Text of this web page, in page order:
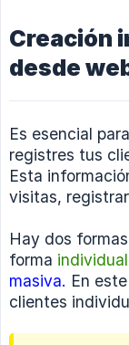
Creación
desde
Es esencial
registres tus
Esta
visitas,
Hay dos
forma individual
masiva. En
clientes